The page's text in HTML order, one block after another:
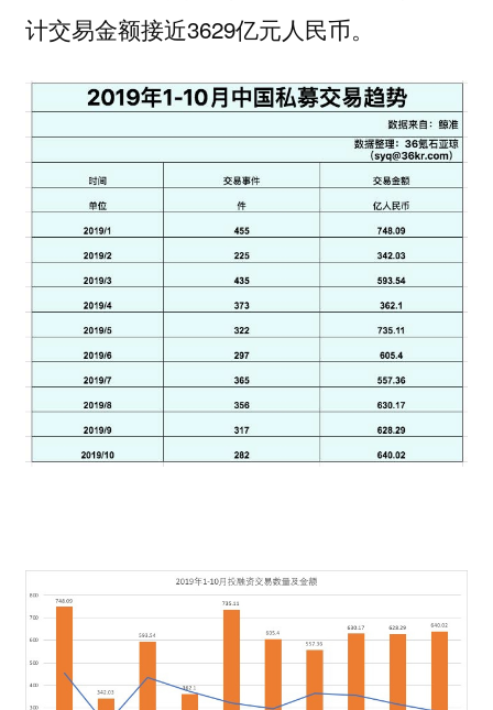
计交易金额接近3629亿元人民币。